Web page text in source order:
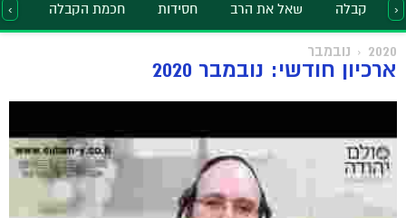
קבלה שאל את הרב חסידות חכמת הקבלה ›
‹
2020 נובמבר
ארכיון חודשי: נובמבר 2020